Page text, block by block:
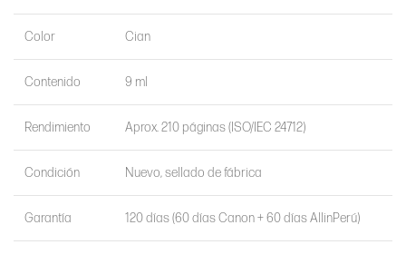
Color Cian
Contenido 9 ml
Rendimiento Aprox. 210 páginas (ISO/IEC 24712)
Condición Nuevo, sellado de fábrica
Garantía 120 días (60 días Canon + 60 días AllinPerú)